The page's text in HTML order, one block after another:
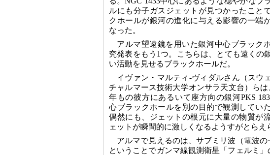
ルにも分子ガスジェットが見つかったこと
クホールが銀河の進化に与える影響の一端
なった。
アルマ望遠鏡を用いた銀河中心ブラック
究発表をもう1つ。こちらは、とても遠くの
い活動を見せるブラックホールだ。
イヴァン・マルティ‐ヴィダルさん（スウ
チャルマース技術大学オンサラ天文台）らは
年もの彼方にあるいて座方向の銀河PKS
心ブラックホールを別の目的で観測してい
偶然にも、ジェットの根元に大量の物質が
ェットが瞬間的に激しくなるようすがとらえ
アルマで見えるのは、サブミリ波（電波
ということでガンマ線観測衛星「フェルミ